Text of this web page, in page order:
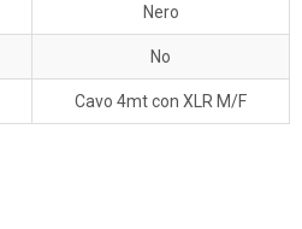
Nero
No
Cavo 4mt con XLR M/F